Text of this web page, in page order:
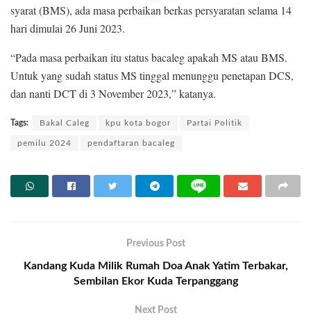
syarat (BMS), ada masa perbaikan berkas persyaratan selama 14
hari dimulai 26 Juni 2023.
“Pada masa perbaikan itu status bacaleg apakah MS atau BMS.
Untuk yang sudah status MS tinggal menunggu penetapan DCS,
dan nanti DCT di 3 November 2023,” katanya.
Tags: Bakal Caleg kpu kota bogor Partai Politik
pemilu 2024 pendaftaran bacaleg
Previous Post
Kandang Kuda Milik Rumah Doa Anak Yatim Terbakar,
Sembilan Ekor Kuda Terpanggang
Next Post